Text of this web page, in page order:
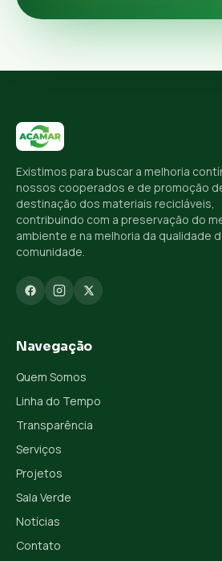
Existimos para buscar a melhoria
nossos cooperados e de promoção
destinação dos materiais recicláveis,
contribuindo com a preservação do
ambiente e na melhoria da qualidade
comunidade.
Navegação
Quem Somos
Linha do Tempo
Transparência
Serviços
Projetos
Sala Verde
Notícias
Contato